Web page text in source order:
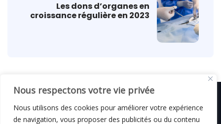
Nous respectons votre vie privée
Nous utilisons des cookies pour améliorer votre expérience
de navigation, vous proposer des publicités ou du contenu
Les dons d’organes en
croissance régulière en 2023